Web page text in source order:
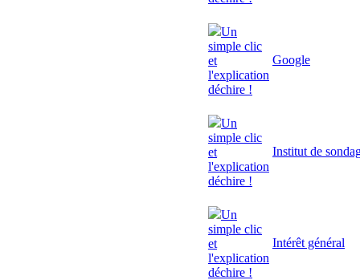
Un
simple clic
et
l'explication
déchire !
Google
Un
simple clic
et
l'explication
déchire !
Institut de
Un
simple clic
et
l'explication
déchire !
Intérêt général